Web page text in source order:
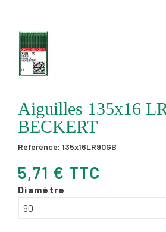
Aiguilles 135x16
BECKERT
Référence: 135x16LR90GB
5,71 € TTC
Diamètre